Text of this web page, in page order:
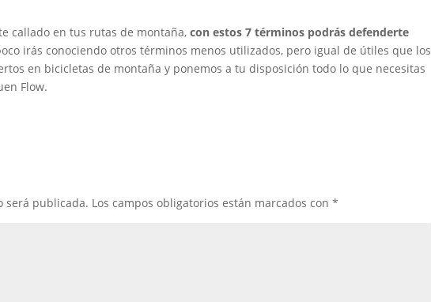
callado en tus rutas de montaña,con estos 7 términos podrás defenderte
irás conociendo otros términos menos utilizados, pero igual de útiles que los
en bicicletas de montaña y ponemos a tu disposición todo lo que necesitas
Flow.
será publicada. Los campos obligatorios están marcados con*